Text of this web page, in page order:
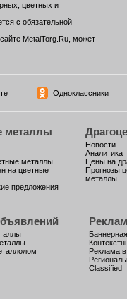
цветных и
с обязательной
MetalTorg.Ru, может
Одноклассники
металлы
металлы
на цветные
предложения
Новости
Аналитика
Цены на
Прогнозы
металлы
Реклама
Classified